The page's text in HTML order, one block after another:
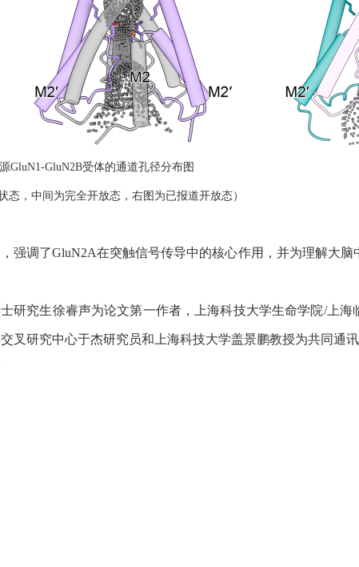
GluN1-GluN2B受体的通道孔径分布图
态，中间为完全开放态，右图为已报道开放态）
强调了GluN2A在突触信号传导中的核心作用，并为理解大
研究生徐睿声为论文第一作者，上海科技大学生命学院/上海
研究中心于杰研究员和上海科技大学盖景鹏教授为共同通讯